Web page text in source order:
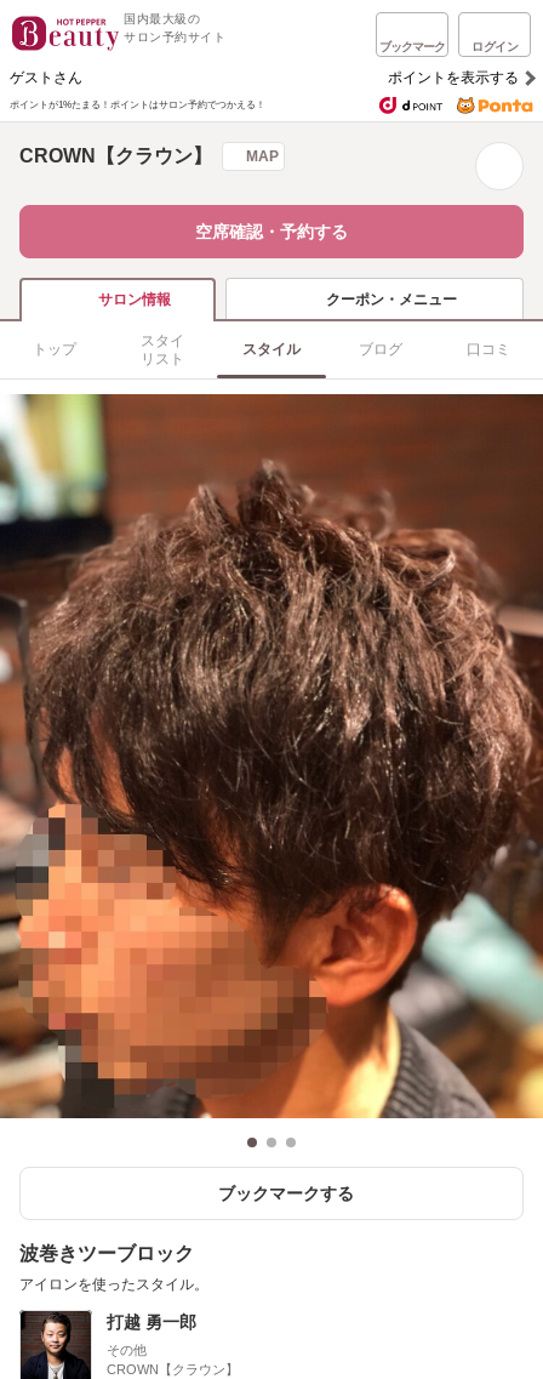
国内最大級の
サロン予約サイト
ブックマーク ログイン
ゲストさん ポイントを表示する
ポイントが1%たまる！ ポイントはサロン予約でつかえる！
CROWN【クラウン】 MAP
空席確認・予約する
サロン情報 クーポン・メニュー
トップ
スタイ
リスト
スタイル ブログ 口コミ
ブックマークする
波巻きツーブロック
アイロンを使ったスタイル。
打越 勇一郎
その他
CROWN【クラウン】